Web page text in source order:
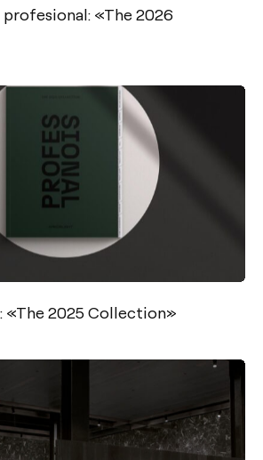
«The 2026
«The 2025 Collection»